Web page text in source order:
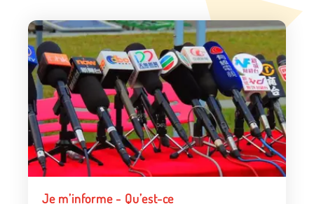
Je m’informe - Qu’est-ce